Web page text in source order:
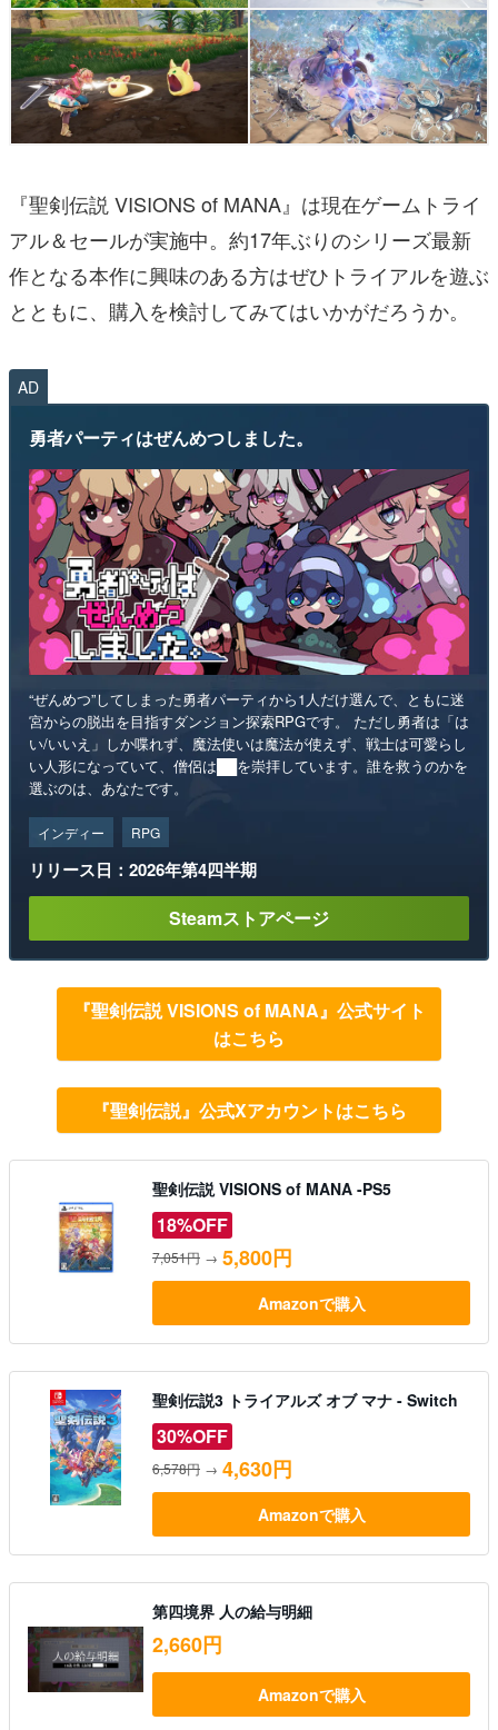
『聖剣伝説 VISIONS of MANA』は現在ゲームトライ
アル＆セールが実施中。約17年ぶりのシリーズ最新
作となる本作に興味のある方はぜひトライアルを遊ぶ
とともに、購入を検討してみてはいかがだろうか。
AD
勇者パーティはぜんめつしました。
“ぜんめつ”してしまった勇者パーティから1人だけ選んで、ともに迷
宮からの脱出を目指すダンジョン探索RPGです。 ただし勇者は「は
い/いいえ」しか喋れず、魔法使いは魔法が使えず、戦士は可愛らし
い人形になっていて、僧侶は██を崇拝しています。誰を救うのかを
選ぶのは、あなたです。
インディー RPG
リリース日：2026年第4四半期
Steamストアページ
『聖剣伝説 VISIONS of MANA』公式サイト
はこちら
『聖剣伝説』公式Xアカウントはこちら
聖剣伝説 VISIONS of MANA -PS5
18%OFF
7,051円 → 5,800円
Amazonで購入
聖剣伝説3 トライアルズ オブ マナ - Switch
30%OFF
6,578円 → 4,630円
Amazonで購入
第四境界 人の給与明細
2,660円
Amazonで購入